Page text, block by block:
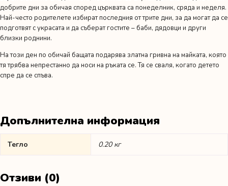
добрите дни за обичая според църквата са понеделник, сряда и неделя.
Най-често родителете избират последния от трите дни, за да могат да се
подготвят с украсата и да съберат гостите – баби, дядовци и други
близки роднини.
На този ден по обичай бащата подарява златна гривна на майката, която
тя трябва непрестанно да носи на ръката се. Тя се сваля, когато детето
спре да се спъва.
Допълнителна информация
Тегло 0.20 кг
Отзиви (0)